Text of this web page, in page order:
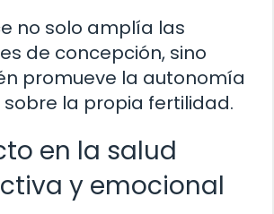
no solo amplía las
de concepción, sino
promueve la autonomía
la propia fertilidad.
en la salud
y emocional